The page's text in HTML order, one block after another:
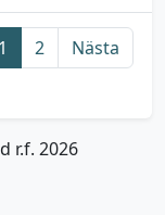
1 2 Nästa
r.f. 2026